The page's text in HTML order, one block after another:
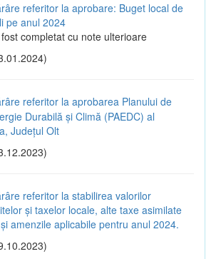
referitor la aprobare: Buget local de
pe anul 2024
completat cu note ulterioare
referitor la aprobarea Planului de
Durabilă și Climă (PAEDC) al
Județul Olt
referitor la stabilirea valorilor
şi taxelor locale, alte taxe asimilate
amenzile aplicabile pentru anul 2024.